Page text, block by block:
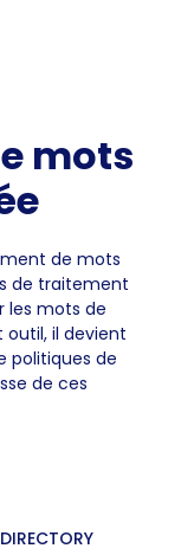
mots
de mots
de traitement
les mots de
outil, il devient
politiques de
de ces